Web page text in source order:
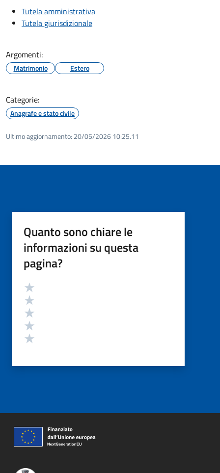
Tutela amministrativa
Tutela giurisdizionale
Argomenti:
Matrimonio Estero
Categorie:
Anagrafe e stato civile
Ultimo aggiornamento: 20/05/2026 10:25.11
Quanto sono chiare le
informazioni su questa
pagina?
Valutazione